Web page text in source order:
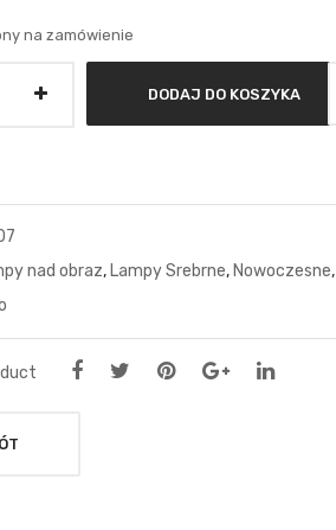
na zamówienie
DODAJ DO KOSZYKA
nad obraz, Lampy Srebrne, Nowoczesne,